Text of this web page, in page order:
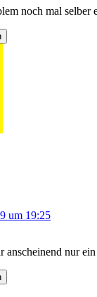
noch mal selber
um 19:25
anscheinend nur